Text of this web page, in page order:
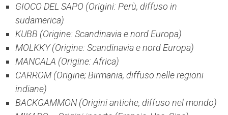
GIOCO DEL SAPO (Origini: Perù, diffuso in
sudamerica)
KUBB (Origine: Scandinavia e nord Europa)
MOLKKY (Origine: Scandinavia e nord Europa)
MANCALA (Origine: Africa)
CARROM (Origine; Birmania, diffuso nelle regioni
indiane)
BACKGAMMON (Origini antiche, diffuso nel mondo)